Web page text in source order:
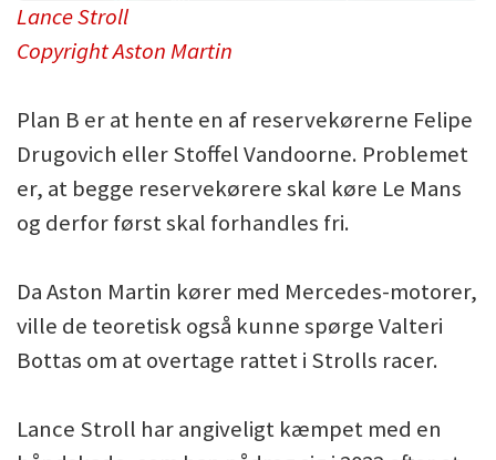
Lance Stroll
Copyright Aston Martin
Plan B er at hente en af reservekørerne Felipe
Drugovich eller Stoffel Vandoorne. Problemet
er, at begge reservekørere skal køre Le Mans
og derfor først skal forhandles fri.
Da Aston Martin kører med Mercedes-motorer,
ville de teoretisk også kunne spørge Valteri
Bottas om at overtage rattet i Strolls racer.
Lance Stroll har angiveligt kæmpet med en